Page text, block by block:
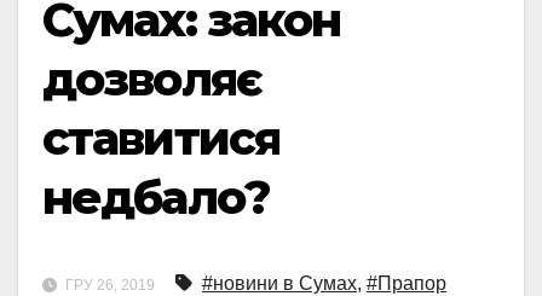
Сумах: закон
дозволяє
ставитися
недбало?
ГРУ 26, 2019 #новини в Сумах, #Прапор